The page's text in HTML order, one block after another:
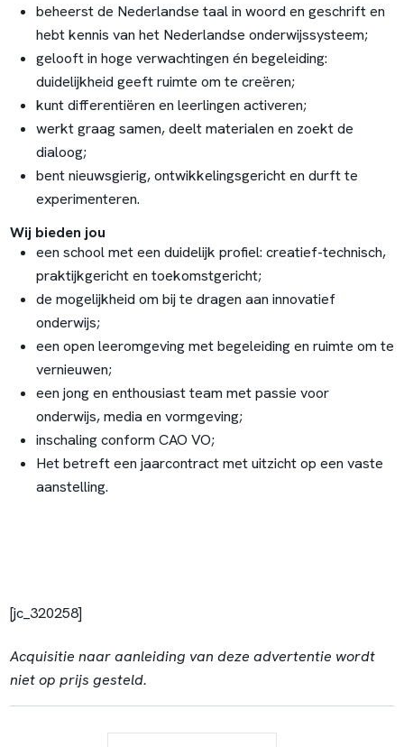
beheerst de Nederlandse taal in woord en geschrift en
hebt kennis van het Nederlandse onderwijssysteem;
gelooft in hoge verwachtingen én begeleiding:
duidelijkheid geeft ruimte om te creëren;
kunt differentiëren en leerlingen activeren;
werkt graag samen, deelt materialen en zoekt de
dialoog;
bent nieuwsgierig, ontwikkelingsgericht en durft te
experimenteren.
Wij bieden jou
een school met een duidelijk profiel: creatief-technisch,
praktijkgericht en toekomstgericht;
de mogelijkheid om bij te dragen aan innovatief
onderwijs;
een open leeromgeving met begeleiding en ruimte om te
vernieuwen;
een jong en enthousiast team met passie voor
onderwijs, media en vormgeving;
inschaling conform CAO VO;
Het betreft een jaarcontract met uitzicht op een vaste
aanstelling.
[jc_320258]
Acquisitie naar aanleiding van deze advertentie wordt
niet op prijs gesteld.